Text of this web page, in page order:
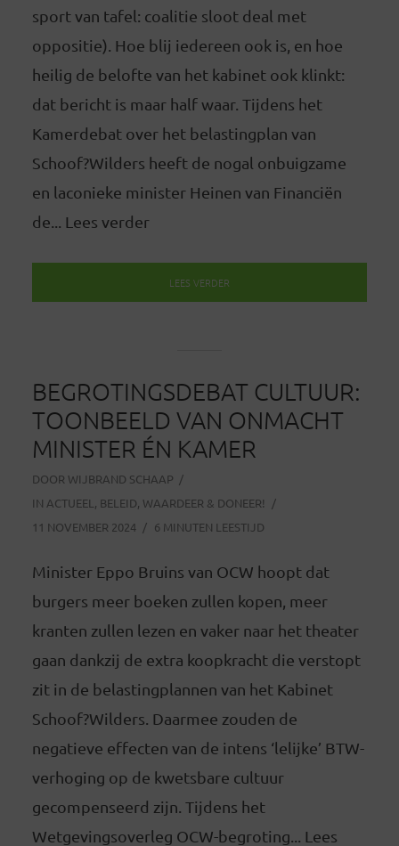
sport van tafel: coalitie sloot deal met
oppositie). Hoe blij iedereen ook is, en hoe
heilig de belofte van het kabinet ook klinkt:
dat bericht is maar half waar. Tijdens het
Kamerdebat over het belastingplan van
Schoof?Wilders heeft de nogal onbuigzame
en laconieke minister Heinen van Financiën
de... Lees verder
LEES VERDER
BEGROTINGSDEBAT CULTUUR:
TOONBEELD VAN ONMACHT
MINISTER ÉN KAMER
DOOR WIJBRAND SCHAAP
IN ACTUEEL , BELEID, WAARDEER & DONEER!
11 NOVEMBER 2024
6 MINUTEN LEESTIJD
Minister Eppo Bruins van OCW hoopt dat
burgers meer boeken zullen kopen, meer
kranten zullen lezen en vaker naar het theater
gaan dankzij de extra koopkracht die verstopt
zit in de belastingplannen van het Kabinet
Schoof?Wilders. Daarmee zouden de
negatieve effecten van de intens ‘lelijke’ BTW-
verhoging op de kwetsbare cultuur
gecompenseerd zijn. Tijdens het
Wetgevingsoverleg OCW-begroting... Lees